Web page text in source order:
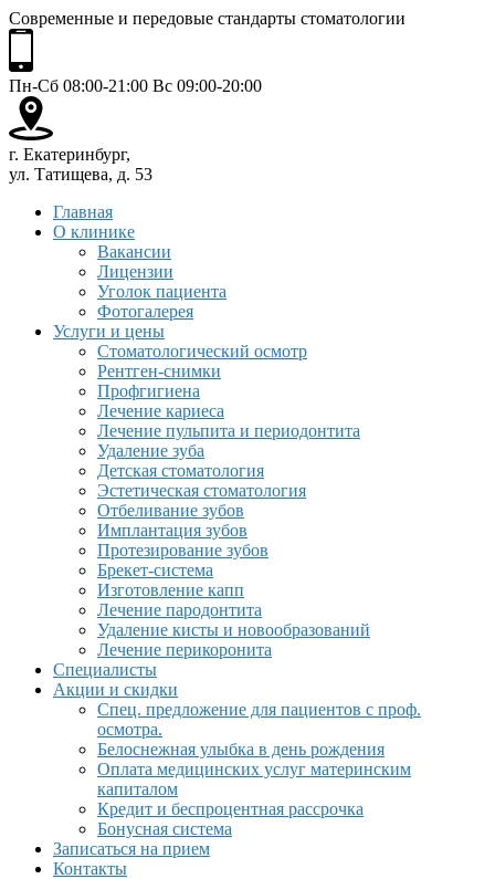
Современные и передовые стандарты стоматологии
Пн-Сб 08:00-21:00 Вс 09:00-20:00
г. Екатеринбург,
ул. Татищева, д. 53
Главная
О клинике
Вакансии
Лицензии
Уголок пациента
Фотогалерея
Услуги и цены
Стоматологический осмотр
Рентген-снимки
Профгигиена
Лечение кариеса
Лечение пульпита и периодонтита
Удаление зуба
Детская стоматология
Эстетическая стоматология
Отбеливание зубов
Имплантация зубов
Протезирование зубов
Брекет-система
Изготовление капп
Лечение пародонтита
Удаление кисты и новообразований
Лечение перикоронита
Специалисты
Акции и скидки
Спец. предложение для пациентов с проф.
осмотра.
Белоснежная улыбка в день рождения
Оплата медицинских услуг материнским
капиталом
Кредит и беспроцентная рассрочка
Бонусная система
Записаться на прием
Контакты